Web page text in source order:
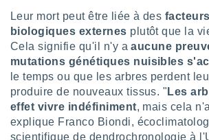
en
de
votre
Leur mort peut être liée à des
biologiques externes plutôt que la
Cela signifie qu'il n'y aaucune
mutations génétiques nuisibles
le temps ou que les arbres perdent
produire de nouveaux tissus. " Les
effet vivre indéfiniment, mais cela
explique Franco Biondi,
scientifique de dendrochronologie à